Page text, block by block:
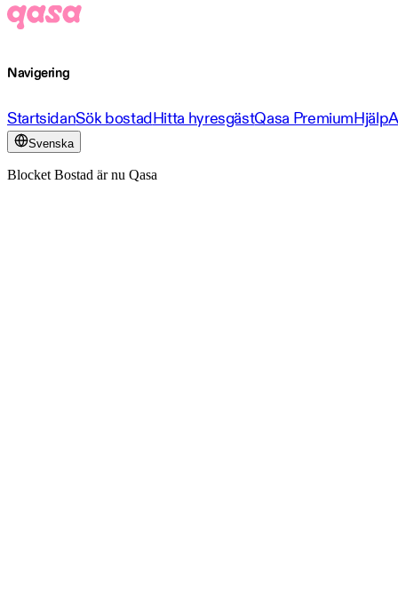
Navigering
StartsidanSök bostadHitta hyresgästQasa PremiumHjälp
Svenska
Blocket Bostad är nu Qasa